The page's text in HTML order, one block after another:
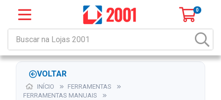
0
VOLTAR
INÍCIO
FERRAMENTAS
FERRAMENTAS MANUAIS